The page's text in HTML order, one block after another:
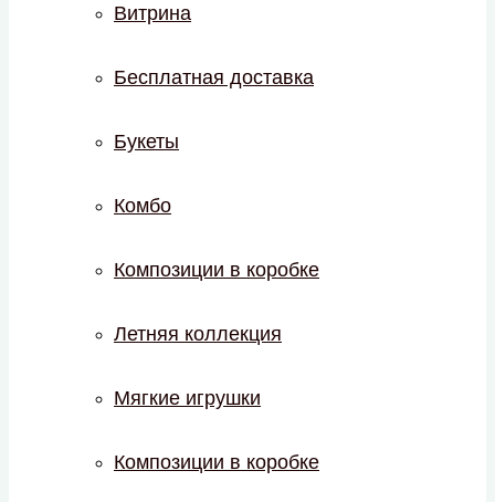
Витрина
Бесплатная доставка
Букеты
Комбо
Композиции в коробке
Летняя коллекция
Мягкие игрушки
Композиции в коробке